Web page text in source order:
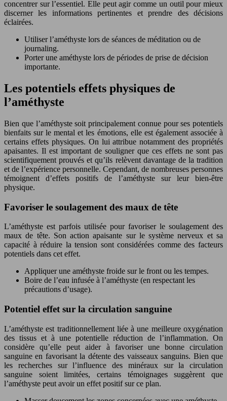
concentrer sur l’essentiel. Elle peut agir comme un outil pour mieux
discerner les informations pertinentes et prendre des décisions
éclairées.
Utiliser l’améthyste lors de séances de méditation ou de
journaling.
Porter une améthyste lors de périodes de prise de décision
importante.
Les potentiels effets physiques de
l’améthyste
Bien que l’améthyste soit principalement connue pour ses potentiels
bienfaits sur le mental et les émotions, elle est également associée à
certains effets physiques. On lui attribue notamment des propriétés
apaisantes. Il est important de souligner que ces effets ne sont pas
scientifiquement prouvés et qu’ils relèvent davantage de la tradition
et de l’expérience personnelle. Cependant, de nombreuses personnes
témoignent d’effets positifs de l’améthyste sur leur bien-être
physique.
Favoriser le soulagement des maux de tête
L’améthyste est parfois utilisée pour favoriser le soulagement des
maux de tête. Son action apaisante sur le système nerveux et sa
capacité à réduire la tension sont considérées comme des facteurs
potentiels dans cet effet.
Appliquer une améthyste froide sur le front ou les tempes.
Boire de l’eau infusée à l’améthyste (en respectant les
précautions d’usage).
Potentiel effet sur la circulation sanguine
L’améthyste est traditionnellement liée à une meilleure oxygénation
des tissus et à une potentielle réduction de l’inflammation. On
considère qu’elle peut aider à favoriser une bonne circulation
sanguine en favorisant la détente des vaisseaux sanguins. Bien que
les recherches sur l’influence des minéraux sur la circulation
sanguine soient limitées, certains témoignages suggèrent que
l’améthyste peut avoir un effet positif sur ce plan.